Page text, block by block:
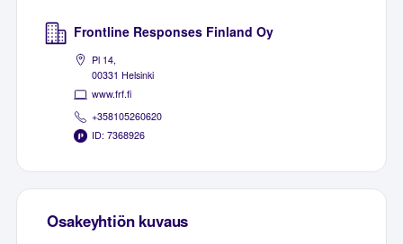
Frontline Responses Finland Oy
Pl 14,
00331 Helsinki
www.frf.fi
+358105260620
ID: 7368926
Osakeyhtiön kuvaus